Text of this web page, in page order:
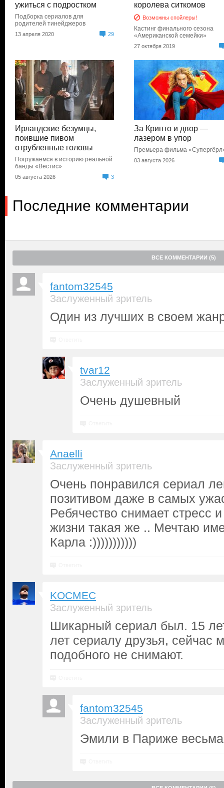
ужиться с подростком
Подборка сериалов для
родителей тинейджеров
13 апреля 2020 29
королева ситкомов
Возможны спойлеры!
Кастинг финального сезона
«Американской семейки»
27 октября 2019
Ирландские безумцы,
поившие пивом
отрубленные головы
Погружаемся в историю реальной
банды «Вестис»
05 августа 2026 3
За Крипто и двор —
лазером в упор
Премьера фильма
03 августа 2026
Последние комментарии
ВСЕ КОММЕНТАРИИ (5)
fantom32545
Заслуженный зритель
Один из лучших в своем
tvar12
Заслуженный зритель
Очень душевный
Anaelli
Заслуженный зритель
Очень понравился сериал
позитивом даже в самых
Ребячество снимает стресс
жизни такая же .. Мечтаю
Карла :)))))))))))
KOCMEC
Заслуженный зритель
Шикарный сериал был. 15
лет сериалу друзья, сейчас
подобного не снимают.
fantom32545
Заслуженный зритель
Эмили в Париже